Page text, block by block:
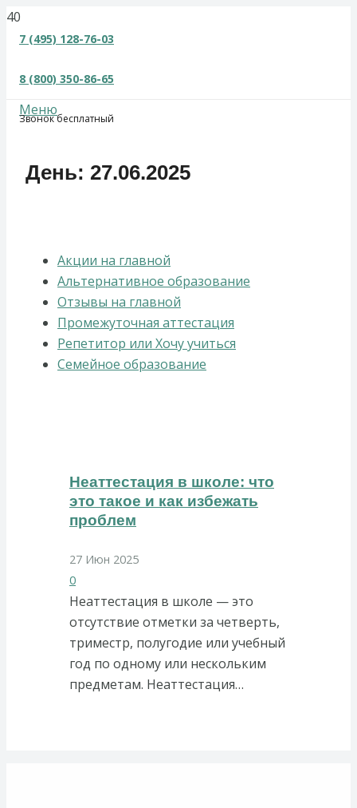
7 (495) 128-76-03
8 (800) 350-86-65
Звонок бесплатный
Меню
День: 27.06.2025
Акции на главной
Альтернативное образование
Отзывы на главной
Промежуточная аттестация
Репетитор или Хочу учиться
Семейное образование
Неаттестация в школе: что
это такое и как избежать
проблем
27 Июн 2025
0
Неаттестация в школе — это
отсутствие отметки за четверть,
триместр, полугодие или учебный
год по одному или нескольким
предметам. Неаттестация…